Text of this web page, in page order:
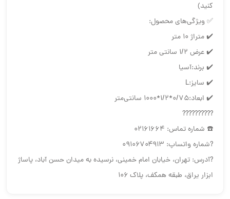
کنید)
✅ ویژگی‌های محصول:
✔️ متراژ 10 متر
✔️ عرض 1/2 سانتی متر
✔️ برند:آسیا
✔️ سایز:L
✔️ ابعاد:0/75*1/2*1000 سانتی‌متر
??????????
☎️ شماره تماس: ۰۲۱۶۱۶۶۴
?شماره واتساپ: ۰۹۱۰۶۷۰۴۹۱۳
?آدرس: تهران، خیابان امام خمینی، نرسیده به میدان حسن آباد، پاساژ
ابزار یراق، طبقه همکف، پلاک ۱۰۶